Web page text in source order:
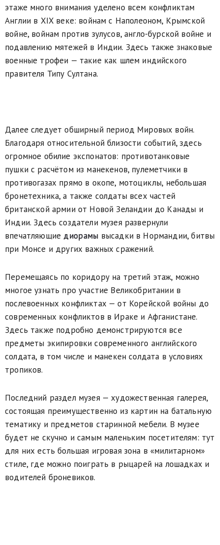
этаже много внимания уделено всем конфликтам
Англии в XIX веке: войнам с Наполеоном, Крымской
войне, войнам против зулусов, англо-бурской войне и
подавлению мятежей в Индии. Здесь также знаковые
военные трофеи — такие как шлем индийского
правителя Типу Султана.
Далее следует обширный период Мировых войн.
Благодаря относительной близости событий, здесь
огромное обилие экспонатов: противотанковые
пушки с расчётом из манекенов, пулеметчики в
противогазах прямо в окопе, мотоциклы, небольшая
бронетехника, а также солдаты всех частей
британской армии от Новой Зеландии до Канады и
Индии. Здесь создатели музея развернули
впечатляющие диорамы высадки в Нормандии, битвы
при Монсе и других важных сражений.
Перемещаясь по коридору на третий этаж, можно
многое узнать про участие Великобритании в
послевоенных конфликтах — от Корейской войны до
современных конфликтов в Ираке и Афганистане.
Здесь также подробно демонстрируются все
предметы экипировки современного английского
солдата, в том числе и манекен солдата в условиях
тропиков.
Последний раздел музея — художественная галерея,
состоящая преимущественно из картин на батальную
тематику и предметов старинной мебели. В музее
будет не скучно и самым маленьким посетителям: тут
для них есть большая игровая зона в «милитарном»
стиле, где можно поиграть в рыцарей на лошадках и
водителей броневиков.